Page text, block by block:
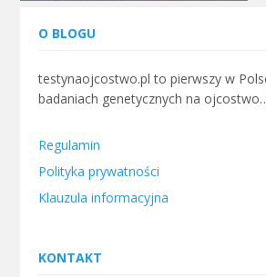
O BLOGU
testynaojcostwo.pl to pierwszy w
badaniach genetycznych na
Regulamin
Polityka prywatności
Klauzula informacyjna
KONTAKT